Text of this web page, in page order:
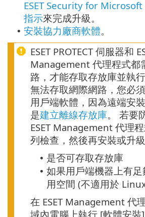
ESET Security for
指示來完成升級。
• 安裝協力廠商軟體。
ESET PROTECT 伺服器和
Management 代理程式都
路，才能存取存放庫並執
無法存取網際網路，您必
用戶端軟體，因為遠端安
是建立離線存放庫。 若要
ESET Management 代理
列檢查，然後再安裝或升級
• 是否可存取存放庫
• 如果用戶端機器上有
用空間 (不適用於
在 ESET Management 代
域內電腦上執行 [軟體安裝